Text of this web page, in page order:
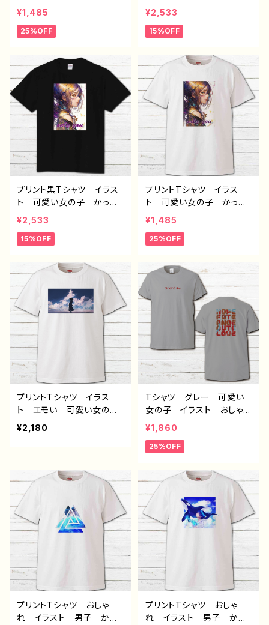
おしゃれ 白 個性的 お
すすめ 人気 クリエイタ
ー イラストレーター 絵
リジナル デザイン グッ
ズ 半袖シャツ ノンブラン
ド H-7 タイトル：青い真
珠の耳飾りの少女 Tシャ
ツ
¥1,485
25%OFF
いい女子 美しい女の子
カラーヘア ロングヘア
おしゃれ エモい メン
おすすめ 人気 イラスト
レーター 絵師 クリエイ
ター 半袖シャツ コラ
ボ オリジナル デザイ
ン グッズ ノンブランド
¥2,533
15%OFF
プリント黒Tシャツ イラス
ト 可愛い女の子 かっこ
いい女子 美しい女の子
黒髪 ロングヘア おしゃ
れ エモい メンズ レデ
め 人気 イラストレータ
ー 絵師 クリエイター
半袖シャツ コラボ オリ
ジナル デザイン グッ
ズ ノンブランド J1-9
¥2,533
15%OFF
プリントTシャツ イラス
ト 可愛い女の子 かっこ
いい女子 美しい女の子
黒髪 ロングヘア おしゃ
れ エモい メンズ レデ
め 人気 イラストレータ
ー 絵師 クリエイター
白 半袖シャツ コラボ
オリジナル デザイン グッ
ズ ノンブランド H-7
¥1,485
25%OFF
プリントTシャツ イラス
ト エモい 可愛い女の
子 かわいい おしゃれ
服 JK 女子高校生 セ
ートカット 風景 綺麗
景色 美しい ノスタルジ
ック メンズ レディース
おしゃれ 個性的 おすす
め 人気 イラストレータ
ー 絵師 クリエイター
ン コラボ オリジナル
デザイン グッズ タイト
ル：群青 作：みふる
¥2,180
Tシャツ グレー 可愛い
女の子 イラスト おしゃ
れ 後ろ姿 レディース
メンズ 綺麗 セクシー
個性的 おすすめ イラス
ャツ デザイン コラボ
オリジナル デザイン グッ
ズ タイトル：アバンチュー
ル カラーグレー 作：んご
ミック C-3
¥1,860
25%OFF
プリントTシャツ おしゃ
れ イラスト 男子 かっ
プリントTシャツ おしゃ
れ イラスト 男子 かっ